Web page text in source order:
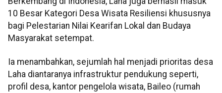
10 Besar Kategori Desa Wisata Resiliensi khususnya
bagi Pelestarian Nilai Kearifan Lokal dan Budaya
Masyarakat setempat.
Ia menambahkan, sejumlah hal menjadi prioritas desa
Laha diantaranya infrastruktur pendukung seperti,
profil desa, kantor pengelola wisata, Baileo (rumah